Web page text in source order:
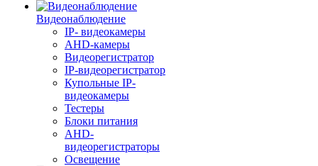
Видеонаблюдение
IP- видеокамеры
AHD-камеры
Видеорегистратор
IP-видеорегистратор
Купольные IP-
видеокамеры
Тестеры
Блоки питания
AHD-
видеорегистраторы
Освещение